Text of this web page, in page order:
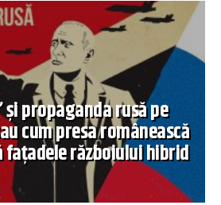
propaganda rusă pe
cum presa românească
fațadele războiului hibrid